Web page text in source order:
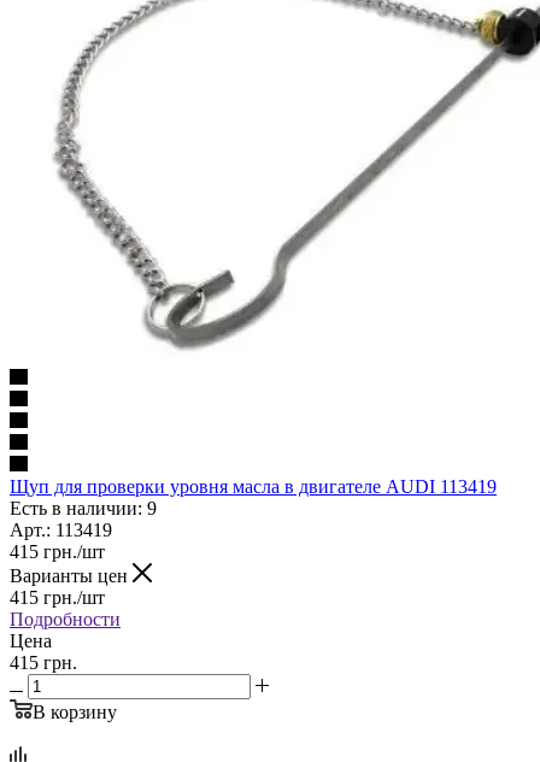
Щуп для проверки уровня масла в двигателе AUDI 113419
Есть в наличии: 9
Арт.: 113419
415 грн./шт
Варианты цен
415 грн./шт
Подробности
Цена
415 грн.
В корзину